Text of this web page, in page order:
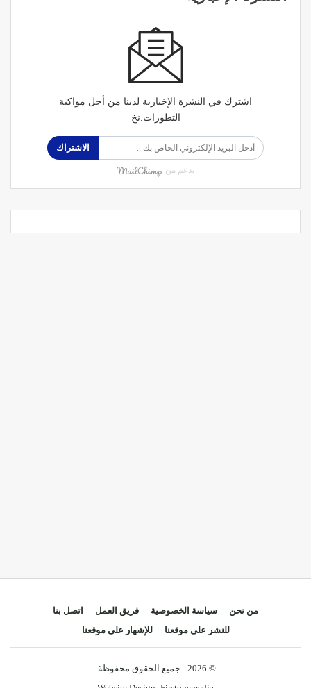
اشترك في النشرة الإخبارية لدينا من أجل مواكبة
التطورات.نخ
الاشتراك
بدعم من
من نحن سياسة الخصوصية فريق العمل
اتصل بنا
للنشر على موقعنا
للإشهار على موقعنا
© 2026 - جميع الحقوق محفوظة.